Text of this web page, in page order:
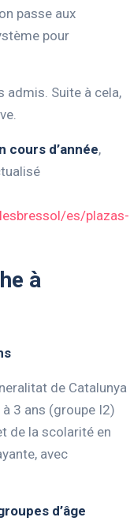
passe aux
pour
admis. Suite à cela,
cours d’année,
es/plazas-
à
de Catalunya
3 ans (groupe I2)
de la scolarité en
avec
d’âge